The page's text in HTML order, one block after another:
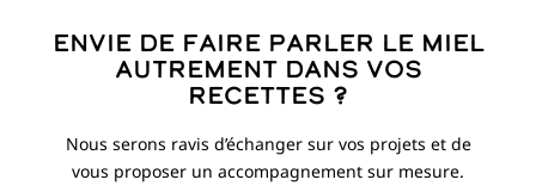
Envie de faire parler le miel
autrement dans vos
recettes ?
Nous serons ravis d’échanger sur vos projets et de
vous proposer un accompagnement sur mesure.